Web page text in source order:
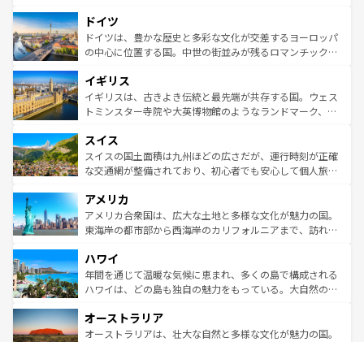
せる。地方によって風土や気候が異なるスペインはその個
性で訪れる人を魅了する。 なお、新着のスペイン情報は コ
ンテンツ一覧を参照してほしい。
で、幅広い魅力が詰まっている。華麗な宮殿、歴史的な大
聖堂、美しいビーチ、そして豊かな自然が、訪れる者を心
から魅了する。また、フランスは美食の国としても知ら
いる。シャンパンの発祥地であるランス、プロヴァンスの
香り高いラベンダー畑など、多彩な楽しみ方が可能だ。さ
らに、パリ以外の地域にも魅力が溢れており、どの街角に
れる地方に足を運ぶとそれぞれで全く異なる文化を体験で
きるだろう。 なお、新着のフランス情報はコンテンツ一覧
を参照してほしい。
ドイツ
ドイツは、豊かな歴史と多彩な文化が交差するヨーロッパ
の中心に位置する国。中世の街並みが残るロマンチック街
顔を持つこの国は、どこを歩いても飽きることがない。ベ
ルリンの文化的活気、バイエルン州のアルプスの絶景、そ
してライン川沿いのワイン畑といった風景は必見。ビール
は、お酒好きな人にはぜひ体験してほしい。 なお、新着の
ドイツ情報はコンテンツ一覧を参照してほしい。
イギリス
イギリスは、古きよき伝統と最先端が共存する国。ウェス
トミンスター寺院や大英博物館のようなランドマーク、歴
リアごとに異なる魅力がある。また、優雅なアフタヌーン
ティー、ビール好きにはたまらない英国パブ、サッカー観
戦など、本場だからこそできる体験も豊富。イギリスを旅
ンツ一覧を参照してほしい。
スイス
スイスの国土面積は九州ほどの広さだが、運行時刻が正確
な交通網が整備されており、初心者でも安心して個人旅行
の建物がそのまま残る町や、スイスならではのユニークな
博物館もあり、アルプス観光だけでなく町歩きも満喫する
ことができる。国民の所得が高いため物価も高いが、旅行
ば市内交通費無料で観光を楽しむこともできる。 なお、新
着のスイス情報はコンテンツ一覧 を参照してほしい。
アメリカ
アメリカ合衆国は、広大な土地と多様な文化が魅力の国。
東海岸の都市部から西海岸のカリフォルニアまで、訪れる
のような巨大都市は、観光、ショッピング、エンターテイ
ンメントが詰まった刺激的なスポットだ。一方、アメリカ
西部には大自然が広がり、グランドキャニオンやイエロー
部のニューオーリンズでは、音楽と美食が融合した独特の
文化が魅力。旅行者はアメリカの各地域で異なる魅力を楽
ハワイ
年間を通じて温暖な気候に恵まれ、多くの島で構成される
ハワイは、どの島も独自の魅力をもっている。大自然の神
ワイ島は見逃せない。また、定番の観光地といえばオアフ
島だが、静かな自然を求めるならマウイ島やカウアイ島が
オーストラリア
オーストラリアは、壮大な自然と多様な文化が魅力の国。